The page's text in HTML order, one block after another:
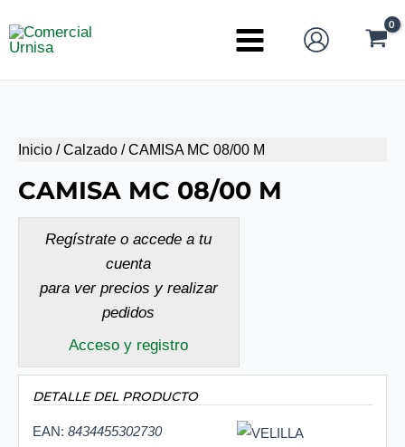
al
Main
Inicio /Calzado / CAMISA MC 08/00 M
CAMISA MC 08/00 M
Regístrate o accede a tu
cuenta
para ver precios y realizar
pedidos
Acceso y registro
DETALLE DEL PRODUCTO
EAN: 8434455302730